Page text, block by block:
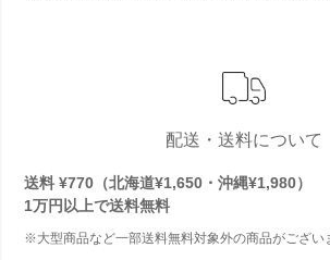
配送・送料について
送料 ¥770（北海道¥1,650・沖縄¥1,980）
1万円以上で送料無料
※大型商品など一部送料無料対象外の商品がござい